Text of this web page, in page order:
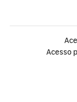
Acesso